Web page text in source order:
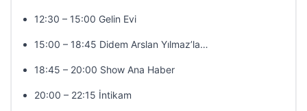
12:30 – 15:00 Gelin Evi
15:00 – 18:45 Didem Arslan Yılmaz’la…
18:45 – 20:00 Show Ana Haber
20:00 – 22:15 İntikam